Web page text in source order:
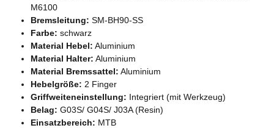
M6100
Bremsleitung: SM-BH90-SS
Farbe: schwarz
Material Hebel: Aluminium
Material Halter: Aluminium
Material Bremssattel: Aluminium
Hebelgröße: 2 Finger
Griffweiteneinstellung: Integriert (mit Werkzeug)
Belag: G03S/ G04S/ J03A (Resin)
Einsatzbereich: MTB